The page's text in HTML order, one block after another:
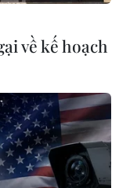
về kế hoạch